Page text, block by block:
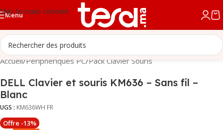
Skip to main content
Menu
Accueil/Périphériques PC/Pack Clavier Souris
DELL Clavier et souris KM636 – Sans fil –
Blanc
UGS : KM636WH FR
Offre -13%